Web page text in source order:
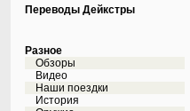
Переводы Дейкстры
Разное
Обзоры
Видео
Наши поездки
История